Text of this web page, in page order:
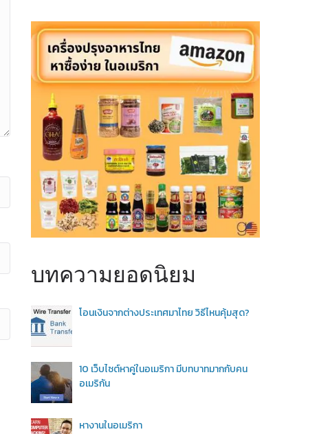
บทความยอดนิยม
โอนเงินจากต่างประเทศมาไทย วิธีไหนคุ้มสุด?
10 เว็บไซต์หาคู่ในอเมริกา มีบทบาทมากกับคน
อเมริกัน
หางานในอเมริกา